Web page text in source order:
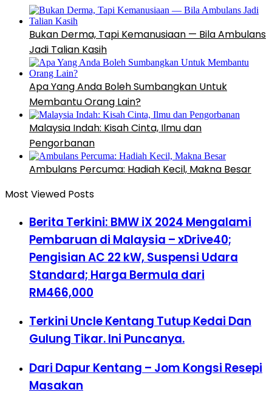
Bukan Derma, Tapi Kemanusiaan — Bila Ambulans
Jadi Talian Kasih
Apa Yang Anda Boleh Sumbangkan Untuk
Membantu Orang Lain?
Malaysia Indah: Kisah Cinta, Ilmu dan
Pengorbanan
Ambulans Percuma: Hadiah Kecil, Makna Besar
Most Viewed Posts
Berita Terkini: BMW iX 2024 Mengalami
Pembaruan di Malaysia – xDrive40;
Pengisian AC 22 kW, Suspensi Udara
Standard; Harga Bermula dari
RM466,000
Terkini Uncle Kentang Tutup Kedai Dan
Gulung Tikar. Ini Puncanya.
Dari Dapur Kentang – Jom Kongsi Resepi
Masakan